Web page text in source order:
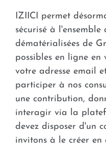
IZIICI permet
sécurisé à l'ensemble
dématérialisées de
possibles en ligne
votre adresse email
participer à nos
une contribution,
interagir via la
devez disposer d'un
invitons à le créer en